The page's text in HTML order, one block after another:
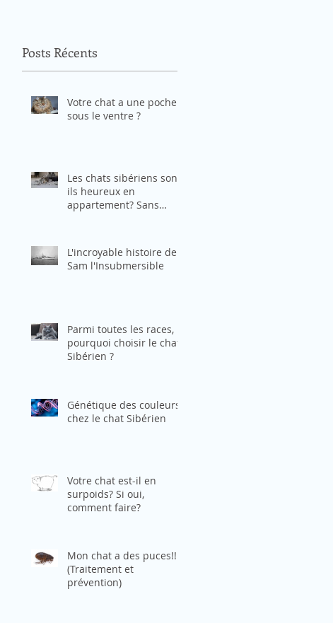
Posts Récents
Votre chat a une poche
sous le ventre ?
Les chats sibériens sont-
ils heureux en
appartement? Sans
L'incroyable histoire de
Sam l'Insubmersible
Parmi toutes les races,
pourquoi choisir le chat
Sibérien ?
Génétique des couleurs
chez le chat Sibérien
Votre chat est-il en
surpoids? Si oui,
comment faire?
Mon chat a des puces!!!
(Traitement et
prévention)